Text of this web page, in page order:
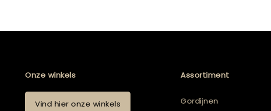
Onze winkels
Vind hier onze winkels
Assortiment
Gordijnen